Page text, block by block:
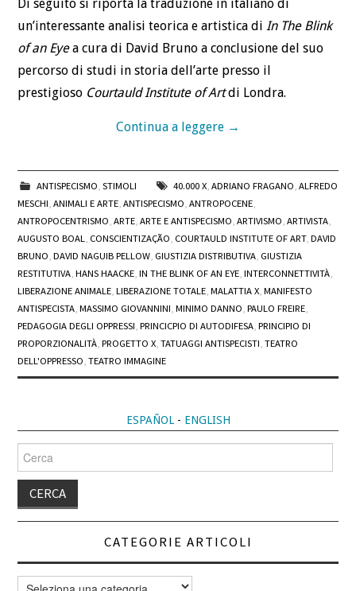
Di seguito si riporta la traduzione in italiano di
un’interessante analisi teorica e artistica diIn The Blink
of an Eyea cura di David Bruno a conclusione del suo
percorso di studi in storia dell’arte presso il
prestigioso Courtauld Institute of Artdi Londra.
Continua a leggere →
ANTISPECISMO, STIMOLI 40.000 X, ADRIANO FRAGANO, ALFREDO
MESCHI,ANIMALI E ARTE,ANTISPECISMO,ANTROPOCENE,
ANTROPOCENTRISMO,ARTE,ARTE E ANTISPECISMO,ARTIVISMO,ARTIVISTA,
AUGUSTO BOAL, CONSCIENTIZAÇÃO, COURTAULD INSTITUTE OF ART,DAVID
BRUNO,DAVID NAGUIB PELLOW, GIUSTIZIA DISTRIBUTIVA, GIUSTIZIA
RESTITUTIVA,HANS HAACKE,IN THE BLINK OF AN EYE,INTERCONNETTIVITÀ,
LIBERAZIONE ANIMALE,LIBERAZIONE TOTALE,MALATTIA X,MANIFESTO
ANTISPECISTA,MASSIMO GIOVANNINI,MINIMO DANNO,PAULO FREIRE,
PEDAGOGIA DEGLI OPPRESSI,PRINCICPIO DI AUTODIFESA,PRINCIPIO DI
PROPORZIONALITÀ,PROGETTO X,TATUAGGI ANTISPECISTI,TEATRO
DELL'OPPRESSO,TEATRO IMMAGINE
ESPAÑOL- ENGLISH
Cerca
per:
CATEGORIE ARTICOLI
Categorie